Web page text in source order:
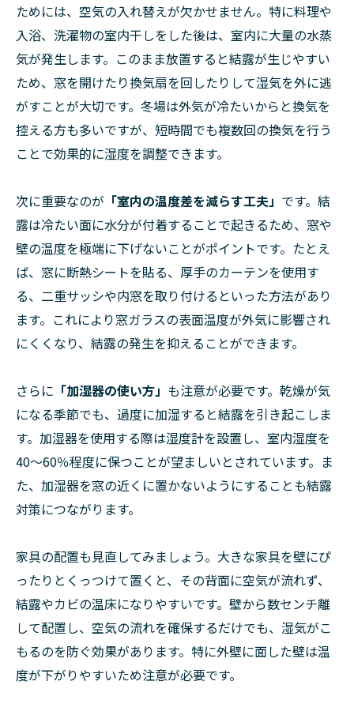
ためには、空気の入れ替えが欠かせません。特に料理や
入浴、洗濯物の室内干しをした後は、室内に大量の水蒸
気が発生します。このまま放置すると結露が生じやすい
ため、窓を開けたり換気扇を回したりして湿気を外に逃
がすことが大切です。冬場は外気が冷たいからと換気を
控える方も多いですが、短時間でも複数回の換気を行う
ことで効果的に湿度を調整できます。
次に重要なのが 「室内の温度差を減らす工夫」 です。結
露は冷たい面に水分が付着することで起きるため、窓や
壁の温度を極端に下げないことがポイントです。たとえ
ば、窓に断熱シートを貼る、厚手のカーテンを使用す
る、二重サッシや内窓を取り付けるといった方法があり
ます。これにより窓ガラスの表面温度が外気に影響され
にくくなり、結露の発生を抑えることができます。
さらに 「加湿器の使い方」 も注意が必要です。乾燥が気
になる季節でも、過度に加湿すると結露を引き起こしま
す。加湿器を使用する際は湿度計を設置し、室内湿度を
40～60％程度に保つことが望ましいとされています。ま
た、加湿器を窓の近くに置かないようにすることも結露
対策につながります。
家具の配置も見直してみましょう。大きな家具を壁にぴ
ったりとくっつけて置くと、その背面に空気が流れず、
結露やカビの温床になりやすいです。壁から数センチ離
して配置し、空気の流れを確保するだけでも、湿気がこ
もるのを防ぐ効果があります。特に外壁に面した壁は温
度が下がりやすいため注意が必要です。